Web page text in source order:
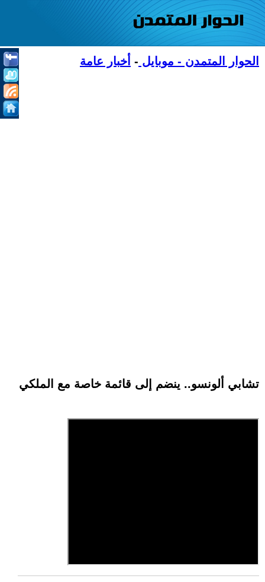
الحوار المتمدن - موبايل - أخبار عامة
تشابي ألونسو.. ينضم إلى قائمة خاصة مع الملكي